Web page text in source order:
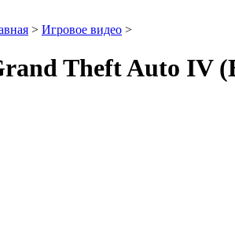
> Игровое видео >
Theft Auto IV